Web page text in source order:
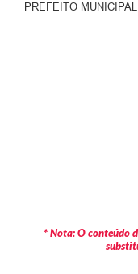
PREFEITO MUNICIPAL
* Nota: O conteúdo